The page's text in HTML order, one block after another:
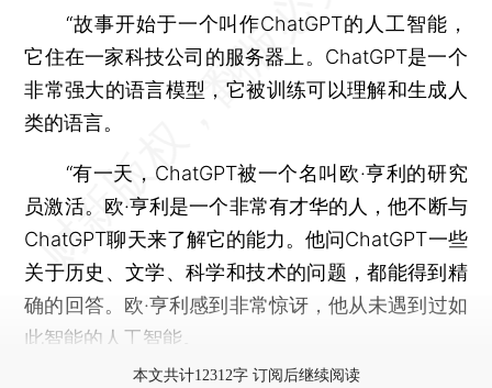
“故事开始于一个叫作ChatGPT的人工智能，
它住在一家科技公司的服务器上。ChatGPT是一个
非常强大的语言模型，它被训练可以理解和生成人
类的语言。
“有一天，ChatGPT被一个名叫欧·亨利的研究
员激活。欧·亨利是一个非常有才华的人，他不断与
ChatGPT聊天来了解它的能力。他问ChatGPT一些
关于历史、文学、科学和技术的问题，都能得到精
确的回答。欧·亨利感到非常惊讶，他从未遇到过如
此智能的人工智能。
本文共计12312字 订阅后继续阅读